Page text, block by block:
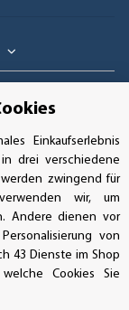
28-98-10
98-17
Einkaufserlebnis
drei verschiedene
zwingend für
wir, um
Andere dienen vor
von
43 Dienste im Shop
Cookies Sie